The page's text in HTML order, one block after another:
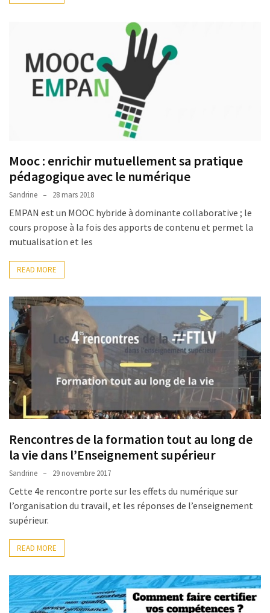
Agenda
Rubrique
formation
Offre
formation
Certification
(28)
Mooc : enrichir mutuellement sa pratique
pédagogique avec le numérique
Sandrine 28 mars 2018
EMPAN est un MOOC hybride à dominante collaborative ; le
cours propose à la fois des apports de contenu et permet la
mutualisation et les
READ MORE
Rencontres de la formation tout au long de
la vie dans l’Enseignement supérieur
Sandrine 29 novembre 2017
Cette 4e rencontre porte sur les effets du numérique sur
l’organisation du travail, et les réponses de l’enseignement
supérieur.
READ MORE